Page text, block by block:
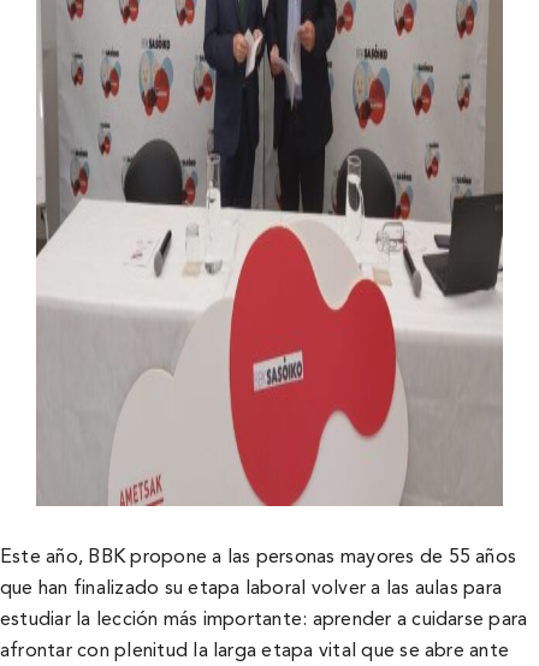
Este año, BBK propone a las personas mayores de 55 años
que han finalizado su etapa laboral volver a las aulas para
estudiar la lección más importante: aprender a cuidarse para
afrontar con plenitud la larga etapa vital que se abre ante